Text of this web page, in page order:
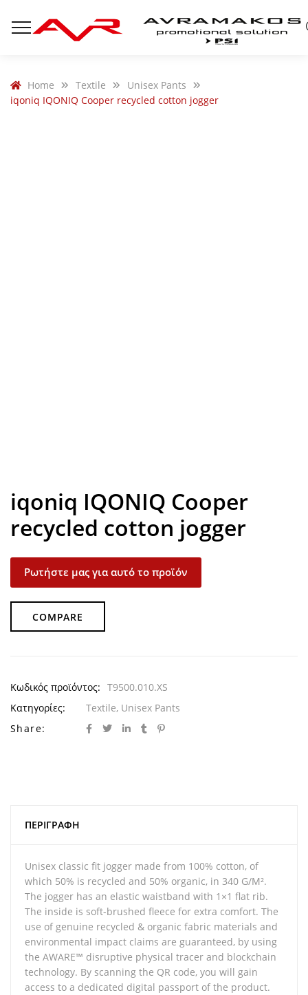
Home Textile
Unisex Pants
iqoniq IQONIQ Cooper recycled cotton jogger
iqoniq IQONIQ Cooper
recycled cotton jogger
Ρωτήστε μας για αυτό το προϊόν
COMPARE
Κωδικός προϊόντος: T9500.010.XS
Κατηγορίες:
Textile, Unisex Pants
Share:
ΠΕΡΙΓΡΑΦΉ
Unisex classic fit jogger made from 100% cotton, of
which 50% is recycled and 50% organic, in 340 G/M².
The jogger has an elastic waistband with 1×1 flat rib.
The inside is soft-brushed fleece for extra comfort. The
use of genuine recycled & organic fabric materials and
environmental impact claims are guaranteed, by using
the AWARE™ disruptive physical tracer and blockchain
technology. By scanning the QR code, you will gain
access to a dedicated digital passport of the product.